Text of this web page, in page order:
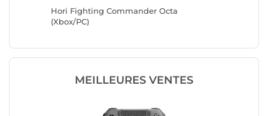
Hori Fighting Commander Octa
(Xbox/PC)
MEILLEURES VENTES